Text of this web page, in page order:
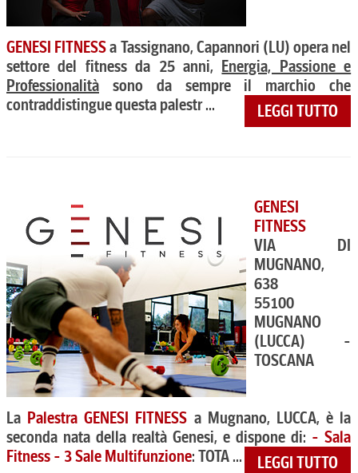
GENESI FITNESSa Tassignano, Capannori (LU) opera nel
settore del fitness da 25 anni, Energia, Passione e
Professionalità sono da sempre il marchio che
contraddistingue questa palestr ...
LEGGI TUTTO
GENESI
FITNESS
VIA DI
MUGNANO,
638
55100
MUGNANO
(LUCCA) -
TOSCANA
La Palestra GENESI FITNESS a Mugnano, LUCCA, è la
seconda nata della realtà Genesi, e dispone di: - Sala
Fitness - 3 Sale Multifunzione: TOTA ... LEGGI TUTTO